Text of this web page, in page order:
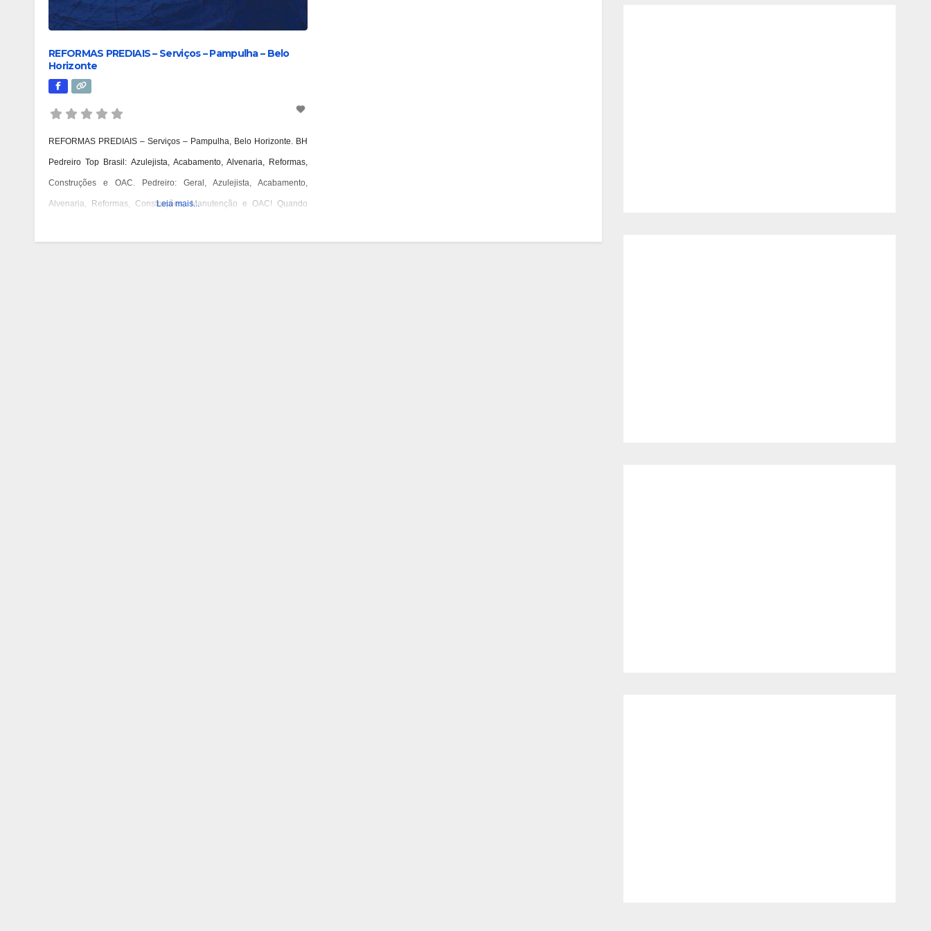
REFORMAS PREDIAIS – Serviços – Pampulha – Belo
Horizonte
REFORMAS PREDIAIS – Serviços – Pampulha, Belo Horizonte. BH
Pedreiro Top Brasil: Azulejista, Acabamento, Alvenaria, Reformas,
Construções e OAC. Pedreiro: Geral, Azulejista, Acabamento,
Alvenaria, Reformas, Construções, Manutenção e OAC! Quando
Leia mais...